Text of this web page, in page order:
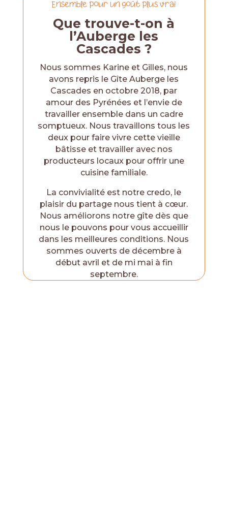
Ensemble pour un goût plus vrai
Que trouve-t-on à
l’Auberge les
Cascades ?
Nous sommes Karine et Gilles, nous
avons repris le Gîte Auberge les
Cascades en octobre 2018, par
amour des Pyrénées et l’envie de
travailler ensemble dans un cadre
somptueux. Nous travaillons tous les
deux pour faire vivre cette vieille
bâtisse et travailler avec nos
producteurs locaux pour offrir une
cuisine familiale.
La convivialité est notre credo, le
plaisir du partage nous tient à cœur.
Nous améliorons notre gîte dès que
nous le pouvons pour vous accueillir
dans les meilleures conditions. Nous
sommes ouverts de décembre à
début avril et de mi mai à fin
septembre.